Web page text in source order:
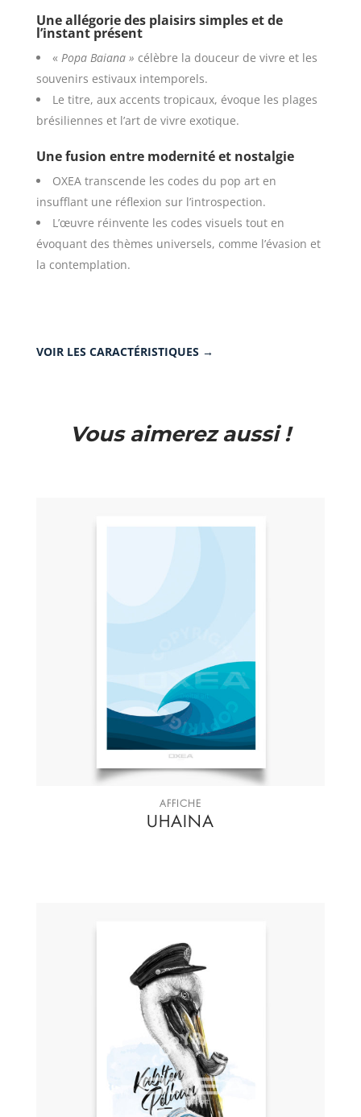
Une allégorie des plaisirs simples et de
l’instant présent
« Popa Baiana » célèbre la douceur de vivre et les
souvenirs estivaux intemporels.
Le titre, aux accents tropicaux, évoque les plages
brésiliennes et l’art de vivre exotique.
Une fusion entre modernité et nostalgie
OXEA transcende les codes du pop art en
insufflant une réflexion sur l’introspection.
L’œuvre réinvente les codes visuels tout en
évoquant des thèmes universels, comme l’évasion et
la contemplation.
VOIR LES CARACTÉRISTIQUES →
Vous aimerez aussi !
AFFICHE
UHAINA